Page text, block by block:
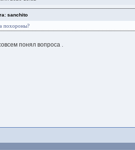
sanchito
похороны?
понял вопроса .